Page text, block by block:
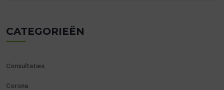
CATEGORIEËN
Consultaties
Corona